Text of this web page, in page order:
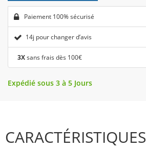
Paiement 100% sécurisé
14j pour changer d’avis
3Xsans frais dès 100€
Expédié sous 3 à 5 Jours
CARACTÉRISTIQUES